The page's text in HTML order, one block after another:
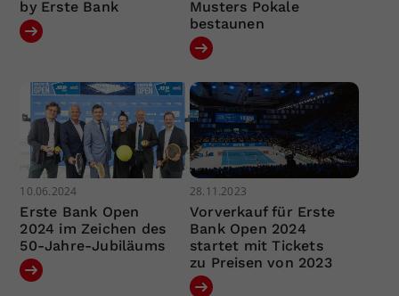
by Erste Bank
Musters Pokale
bestaunen
10.06.2024
Erste Bank Open
2024 im Zeichen des
50-Jahre-Jubiläums
28.11.2023
Vorverkauf für Erste
Bank Open 2024
startet mit Tickets
zu Preisen von 2023